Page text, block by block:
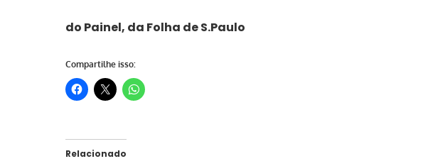
do Painel, da Folha de S.Paulo
Compartilhe isso:
Relacionado